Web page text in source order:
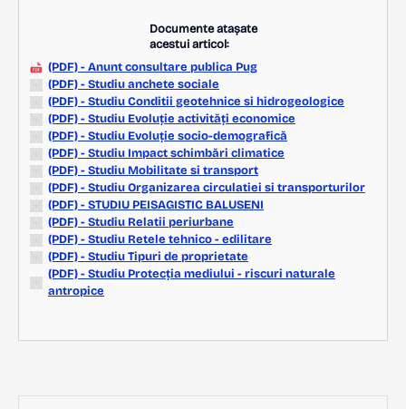
Documente atașate
acestui articol:
(PDF) - Anunt consultare publica Pug
(PDF) - Studiu anchete sociale
(PDF) - Studiu Conditii geotehnice si hidrogeologice
(PDF) - Studiu Evoluție activități economice
(PDF) - Studiu Evoluție socio-demografică
(PDF) - Studiu Impact schimbări climatice
(PDF) - Studiu Mobilitate si transport
(PDF) - Studiu Organizarea circulatiei si transporturilor
(PDF) - STUDIU PEISAGISTIC BALUSENI
(PDF) - Studiu Relatii periurbane
(PDF) - Studiu Retele tehnico - edilitare
(PDF) - Studiu Tipuri de proprietate
(PDF) - Studiu Protecția mediului - riscuri naturale
antropice